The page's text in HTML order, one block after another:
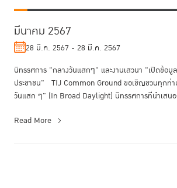
มีนาคม 2567
28 มี.ค. 2567 - 28 มี.ค. 2567
นิทรรศการ "กลางวันแสกๆ" และงานเสวนา "เปิดข้อ
ประชาชน" TIJ Common Ground ขอเชิญชวนทุกท่
วันแสก ๆ" (In Broad Daylight) นิทรรศการที่นำเสน
Read More